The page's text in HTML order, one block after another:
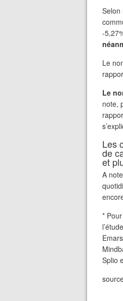
Selon
-
Le
Le
note,
Les
de
et
A
*
Splio